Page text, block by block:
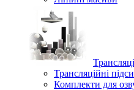
Трансляційні
Комплекти для